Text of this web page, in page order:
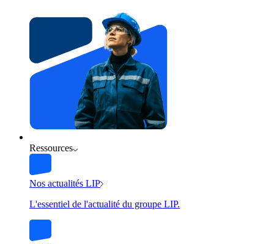
Ressources
Nos actualités LIP
L'essentiel de l'actualité du groupe LIP.